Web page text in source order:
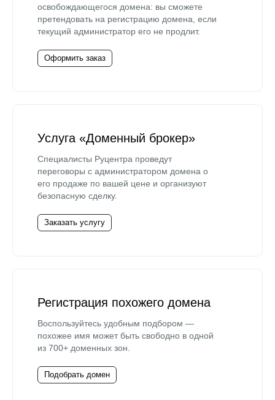
освобождающегося домена: вы сможете
претендовать на регистрацию домена, если
текущий администратор его не продлит.
Оформить заказ
Услуга «Доменный брокер»
Специалисты Руцентра проведут
переговоры с администратором домена о
его продаже по вашей цене и организуют
безопасную сделку.
Заказать услугу
Регистрация похожего домена
Воспользуйтесь удобным подбором —
похожее имя может быть свободно в одной
из 700+ доменных зон.
Подобрать домен